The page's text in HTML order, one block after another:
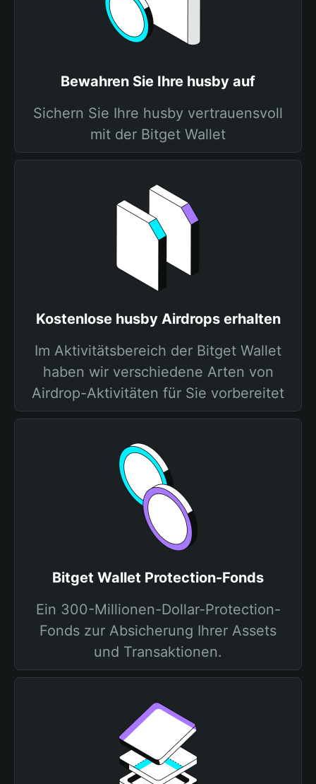
Bewahren Sie Ihre husby auf
Sichern Sie Ihre husby vertrauensvoll
mit der Bitget Wallet
Kostenlose husby Airdrops erhalten
Im Aktivitätsbereich der Bitget Wallet
haben wir verschiedene Arten von
Airdrop-Aktivitäten für Sie vorbereitet
Bitget Wallet Protection-Fonds
Ein 300-Millionen-Dollar-Protection-
Fonds zur Absicherung Ihrer Assets
und Transaktionen.